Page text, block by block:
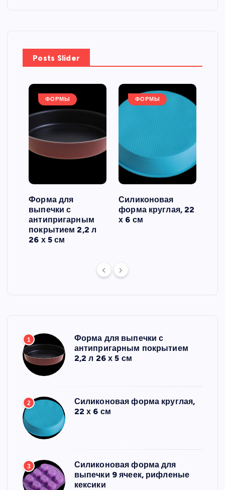
Posts Slider
ФОРМЫ
Форма для
выпечки с
антипригарным
покрытием 2,2 л
26 х 5 см
ФОРМЫ
Силиконовая
форма круглая, 22
х 6 см
1
Форма для выпечки с
антипригарным покрытием
2,2 л 26 х 5 см
2
Силиконовая форма круглая,
22 х 6 см
3
Силиконовая форма для
выпечки 9 ячеек, рифленые
кексики